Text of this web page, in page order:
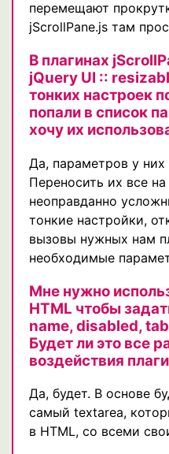
перемещают
jScrollPane.js там
В плагинах
jQuery UI ::
тонких настроек
попали в список
хочу их
Да, параметров у них
Переносить их все на
неоправданно
тонкие настройки,
вызовы нужных нам
необходимые
Мне нужно
HTML чтобы
name, disabled,
Будет ли это все
воздействия
Да, будет. В основе
самый textarea,
в HTML, со всеми